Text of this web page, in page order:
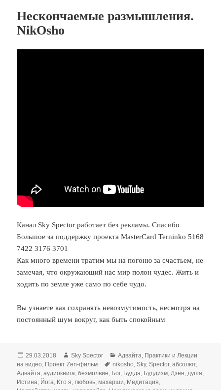
Нескончаемые размышления.
NikOsho
Канал Sky Spector работает без рекламы. Спасибо
Большое за поддержку проекта MasterCard Terninko 5168
7422 3176 3701
Как много времени тратим мы на погоню за счастьем, не
замечая, что окружающий нас мир полон чудес. Жить и
ходить по земле уже само по себе чудо.
Вы узнаете как сохранять невозмутимость, несмотря на
постоянный шум вокруг, как быть спокойным
Опубликовано
29.03.2018 Автор
Sky Spector Рубрики
Адвайта, Практики и Лекции
на видео, Проект Zen-фильм Метки
nikosho,Sky,Spector,абсолют,
Адвайта,аудиокнига,безмолвие, Бог, Будда, Буддизм,Дзен,душа,
Истина, Йога, Кто я,любовь,махарши, Медитация,